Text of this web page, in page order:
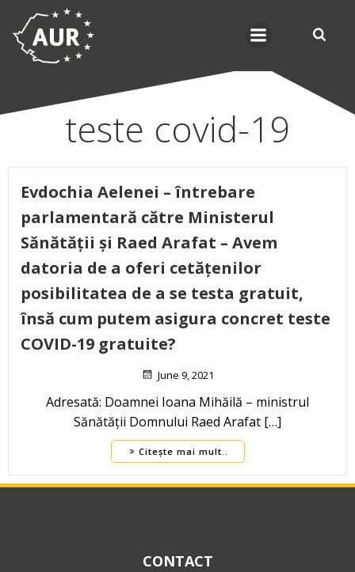
teste covid-19
Evdochia Aelenei – întrebare
parlamentară către Ministerul
Sănătății și Raed Arafat – Avem
datoria de a oferi cetățenilor
posibilitatea de a se testa gratuit,
însă cum putem asigura concret teste
COVID-19 gratuite?
June 9, 2021
Adresată: Doamnei Ioana Mihăilă – ministrul
Sănătății Domnului Raed Arafat […]
Citește mai mult..
CONTACT